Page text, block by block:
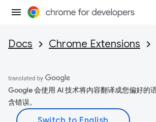
Docs Chrome Extensions
Google 会使用 AI 技术将内容翻译成您偏好的
含错误。